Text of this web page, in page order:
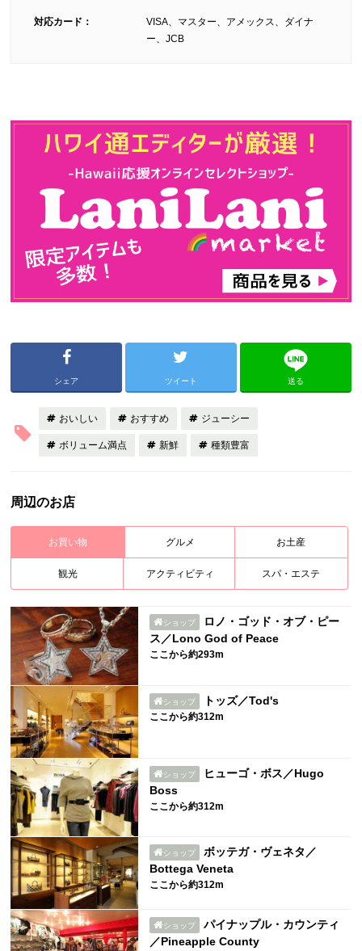
対応カード：
VISA、マスター、アメックス、ダイナ
ー、JCB
シェア ツイート 送る
おいしい おすすめ ジューシー
ボリューム満点 新鮮 種類豊富
周辺のお店
お買い物 グルメ お土産
観光 アクティビティ スパ・エステ
ショップ
ロノ・ゴッド・オブ・ピー
ス／Lono God of Peace
ここから約293m
ショップ トッズ／Tod's
ここから約312m
ショップ
ヒューゴ・ボス／Hugo
Boss
ここから約312m
ショップ
ボッテガ・ヴェネタ／
Bottega Veneta
ここから約312m
ショップ
パイナップル・カウンティ
／Pineapple County